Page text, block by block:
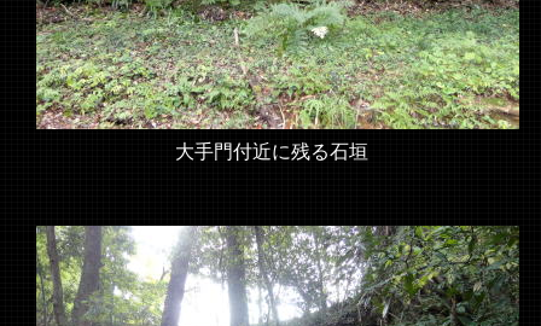
大手門付近に残る石垣